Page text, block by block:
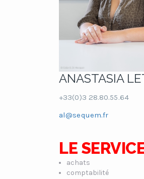
ANASTASIA
+33(0)3 28.80.55.64
al@sequem.fr
LE
achats
comptabilité